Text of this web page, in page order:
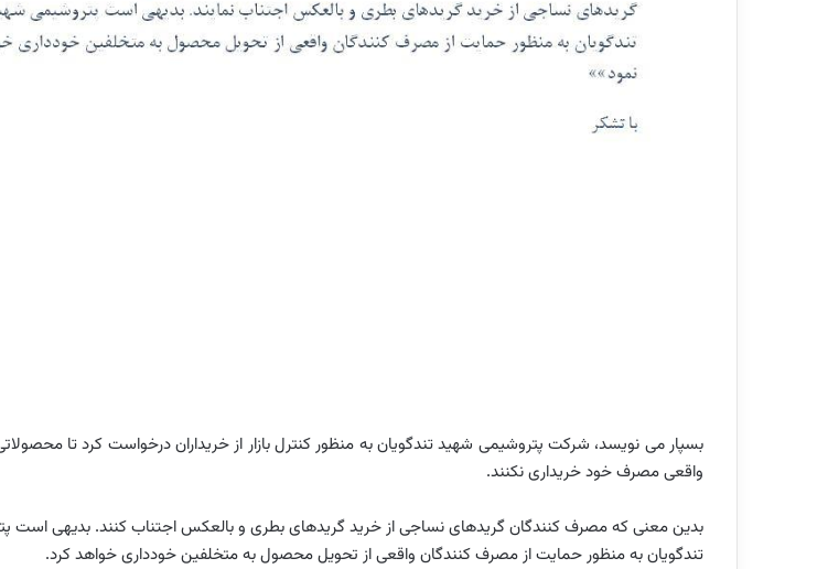
بسپار می نویسد، شرکت پتروشیمی شهید تندگویان به منظور کنترل بازار از خریداران درخواست کرد تا
واقعی مصرف خود خریداری نکنند.
بدین معنی که مصرف کنندگان گریدهای نساجی از خرید گریدهای بطری و بالعکس اجتناب کنند. بدیهی است
تندگویان به منظور حمایت از مصرف کنندگان واقعی از تحویل محصول به متخلفین خودداری خواهد کرد.